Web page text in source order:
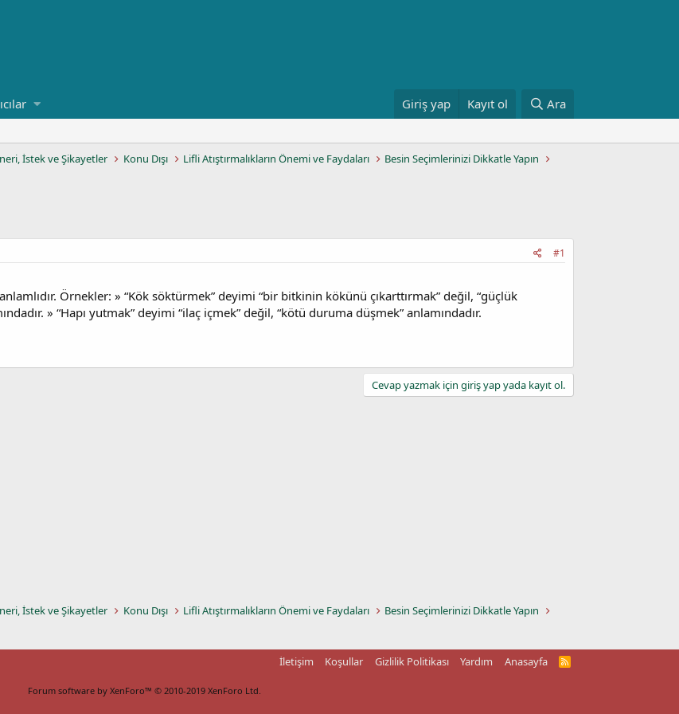
Giriş yap Kayıt ol Ara
İstek ve Şikayetler Konu Dışı Lifli Atıştırmalıkların Önemi ve Faydaları
Besin Seçimlerinizi Dikkatle Yapın
#1
Örnekler: » “Kök söktürmek” deyimi “bir bitkinin kökünü çıkarttırmak” değil, “güçlük
» “Hapı yutmak” deyimi “ilaç içmek” değil, “kötü duruma düşmek” anlamındadır.
Cevap yazmak için giriş yap yada kayıt ol.
İstek ve Şikayetler Konu Dışı Lifli Atıştırmalıkların Önemi ve Faydaları
Besin Seçimlerinizi Dikkatle Yapın
İletişim Koşullar Gizlilik Politikası Yardım Anasayfa
R
Forum software by XenForo™ © 2010-2019 XenForo Ltd.